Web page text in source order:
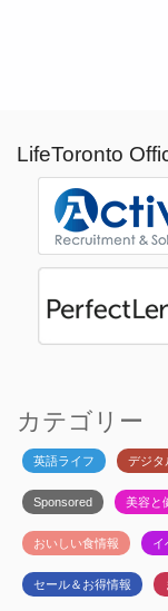
LifeToronto
カテゴリー
英語ライフ デジタ
Sponsored 美容と
おいしい食情報 イ
セール＆お得情報